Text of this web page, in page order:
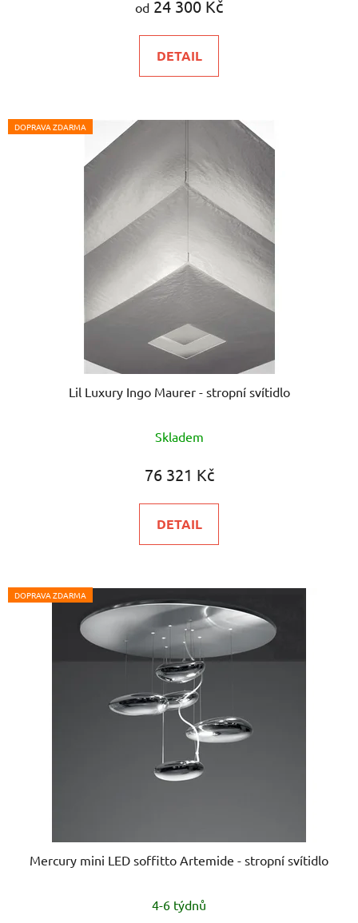
od 24 300 Kč
DETAIL
DOPRAVA ZDARMA
Lil Luxury Ingo Maurer - stropní svítidlo
Skladem
76 321 Kč
DETAIL
DOPRAVA ZDARMA
Mercury mini LED soffitto Artemide - stropní svítidlo
4-6 týdnů